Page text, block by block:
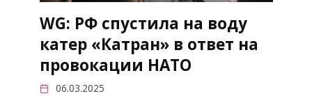
WG: РФ спустила на воду
катер «Катран» в ответ на
провокации НАТО
06.03.2025